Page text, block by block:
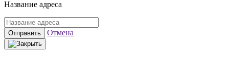
Название адреса
Отправить Отмена